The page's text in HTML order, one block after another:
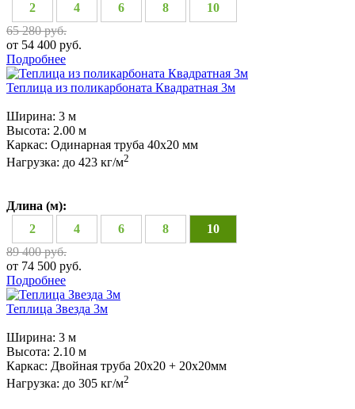
2
4 6 8
10
65 280 руб.
от 54 400 руб.
Подробнее
Теплица из поликарбоната Квадратная 3м
Ширина: 3 м
Высота: 2.00 м
Каркас: Одинарная труба 40х20 мм
Нагрузка: до 423 кг/м2
Длина (м):
2
4 6 8
10
89 400 руб.
от 74 500 руб.
Подробнее
Теплица Звезда 3м
Ширина: 3 м
Высота: 2.10 м
Каркас: Двойная труба 20х20 + 20х20мм
Нагрузка: до 305 кг/м2